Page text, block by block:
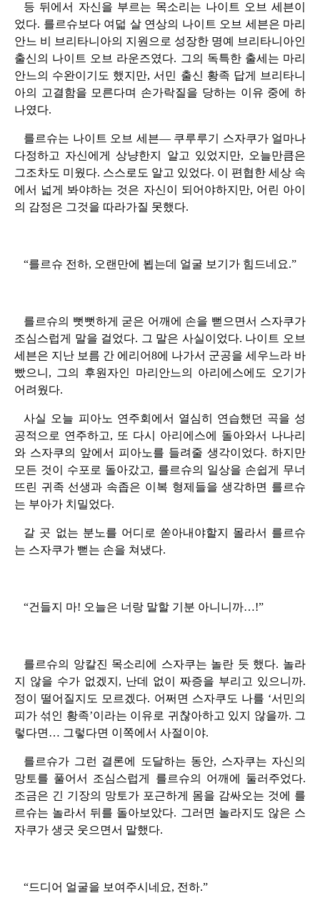
등 뒤에서 자신을 부르는 목소리는 나이트 오브 세븐이
었다. 를르슈보다 여덟 살 연상의 나이트 오브 세븐은 마리
안느 비 브리타니아의 지원으로 성장한 명예 브리타니아인
출신의 나이트 오브 라운즈였다. 그의 독특한 출세는 마리
안느의 수완이기도 했지만, 서민 출신 황족 답게 브리타니
아의 고결함을 모른다며 손가락질을 당하는 이유 중에 하
나였다.
를르슈는 나이트 오브 세븐— 쿠루루기 스자쿠가 얼마나
다정하고 자신에게 상냥한지 알고 있었지만, 오늘만큼은
그조차도 미웠다. 스스로도 알고 있었다. 이 편협한 세상 속
에서 넓게 봐야하는 것은 자신이 되어야하지만, 어린 아이
의 감정은 그것을 따라가질 못했다.
“를르슈 전하, 오랜만에 뵙는데 얼굴 보기가 힘드네요.”
를르슈의 뻣뻣하게 굳은 어깨에 손을 뻗으면서 스자쿠가
조심스럽게 말을 걸었다. 그 말은 사실이었다. 나이트 오브
세븐은 지난 보름 간 에리어8에 나가서 군공을 세우느라 바
빴으니, 그의 후원자인 마리안느의 아리에스에도 오기가
어려웠다.
사실 오늘 피아노 연주회에서 열심히 연습했던 곡을 성
공적으로 연주하고, 또 다시 아리에스에 돌아와서 나나리
와 스자쿠의 앞에서 피아노를 들려줄 생각이었다. 하지만
모든 것이 수포로 돌아갔고, 를르슈의 일상을 손쉽게 무너
뜨린 귀족 선생과 속좁은 이복 형제들을 생각하면 를르슈
는 부아가 치밀었다.
갈 곳 없는 분노를 어디로 쏟아내야할지 몰라서 를르슈
는 스자쿠가 뻗는 손을 쳐냈다.
“건들지 마! 오늘은 너랑 말할 기분 아니니까…!”
를르슈의 앙칼진 목소리에 스자쿠는 놀란 듯 했다. 놀라
지 않을 수가 없겠지, 난데 없이 짜증을 부리고 있으니까.
정이 떨어질지도 모르겠다. 어쩌면 스자쿠도 나를 ‘서민의
피가 섞인 황족’이라는 이유로 귀찮아하고 있지 않을까. 그
렇다면… 그렇다면 이쪽에서 사절이야.
를르슈가 그런 결론에 도달하는 동안, 스자쿠는 자신의
망토를 풀어서 조심스럽게 를르슈의 어깨에 둘러주었다.
조금은 긴 기장의 망토가 포근하게 몸을 감싸오는 것에 를
르슈는 놀라서 뒤를 돌아보았다. 그러면 놀라지도 않은 스
자쿠가 생긋 웃으면서 말했다.
“드디어 얼굴을 보여주시네요, 전하.”